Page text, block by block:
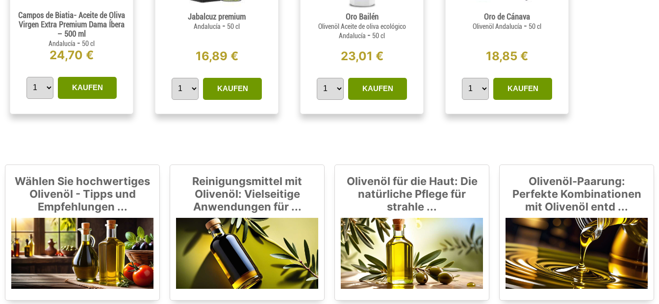
Campos de Biatia- Aceite de Oliva
Virgen Extra Premium Dama Íbera
– 500 ml
Andalucía - 50 cl
24,70 €
KAUFEN
Jabalcuz premium
Andalucía - 50 cl
16,89 €
KAUFEN
Oro Bailén
Olivenöl Aceite de oliva ecológico
Andalucía - 50 cl
23,01 €
KAUFEN
Oro de Cánava
Olivenöl Andalucía - 50 cl
18,85 €
KAUFEN
Wählen Sie hochwertiges
Olivenöl - Tipps und
Empfehlungen ...
Reinigungsmittel mit
Olivenöl: Vielseitige
Anwendungen für ...
Olivenöl für die Haut: Die
natürliche Pflege für
strahle ...
Olivenöl-Paarung:
Perfekte Kombinationen
mit Olivenöl entd ...